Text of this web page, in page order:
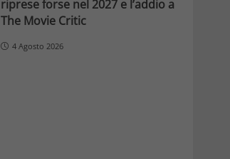
riprese forse nel 2027 e l’addio a
The Movie Critic
4 Agosto 2026